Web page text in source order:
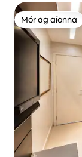
Mór ag aíonna
Mór ag aíonna